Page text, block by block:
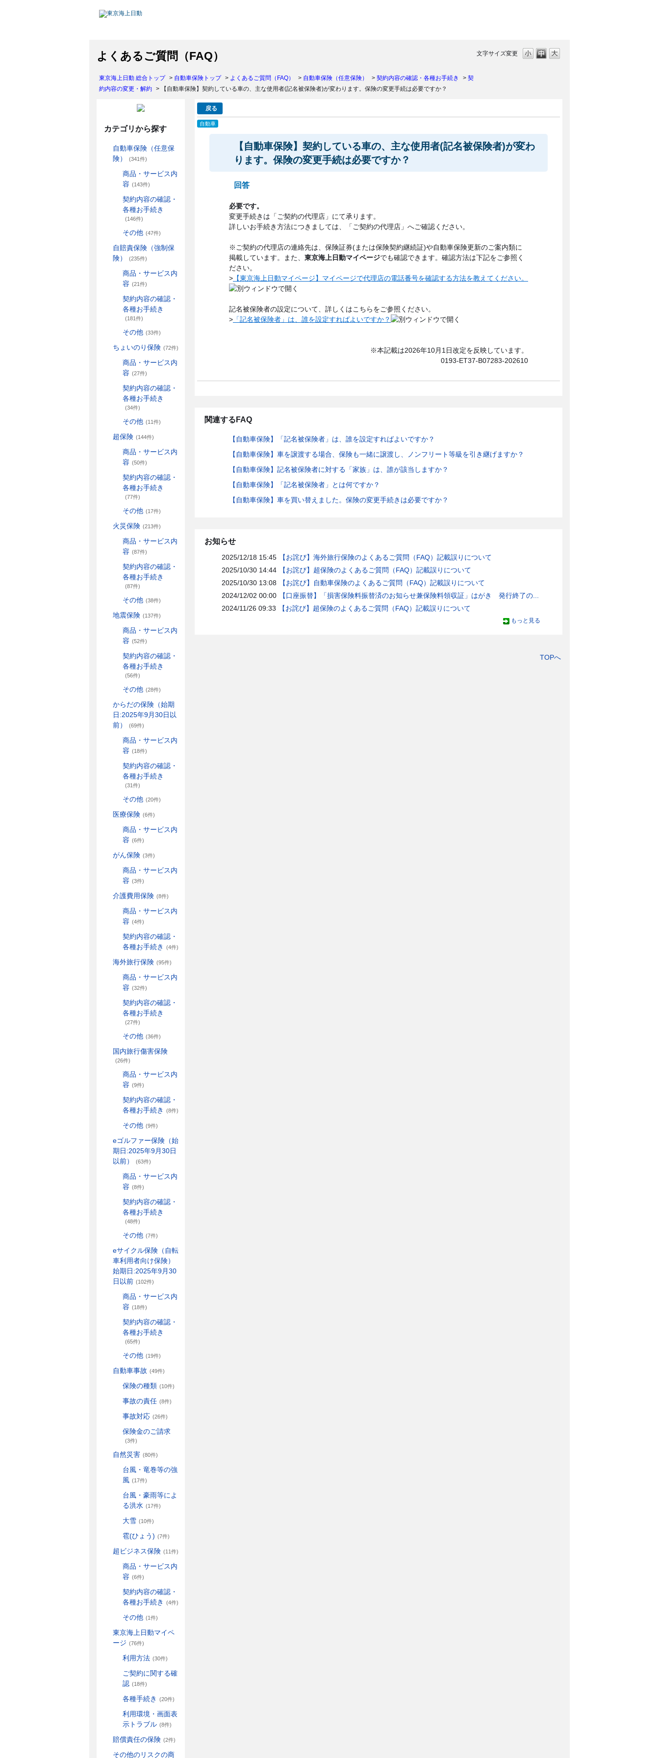
よくあるご質問（FAQ） 文字サイズ変更
東京海上日動 総合トップ > 自動車保険トップ > よくあるご質問（FAQ） > 自動車保険（任意保険） > 契約内容の確認・各種お手続き > 契
約内容の変更・解約 > 【自動車保険】契約している車の、主な使用者(記名被保険者)が変わります。保険の変更手続は必要ですか？
カテゴリから探す
自動車保険（任意保
険）
(341件)
商品・サービス内
容 (143件)
契約内容の確認・
各種お手続き
(146件)
その他 (47件)
自賠責保険（強制保
険）
(235件)
商品・サービス内
容 (21件)
契約内容の確認・
各種お手続き
(181件)
その他 (33件)
ちょいのり保険 (72件)
商品・サービス内
容 (27件)
契約内容の確認・
各種お手続き
(34件)
その他 (11件)
超保険 (144件)
商品・サービス内
容 (50件)
契約内容の確認・
各種お手続き
(77件)
その他 (17件)
火災保険 (213件)
商品・サービス内
容 (87件)
契約内容の確認・
各種お手続き
(87件)
その他 (38件)
地震保険 (137件)
商品・サービス内
容 (52件)
契約内容の確認・
各種お手続き
(56件)
その他 (28件)
からだの保険（始期
日:2025年9月30日以
前）
(69件)
商品・サービス内
容 (18件)
契約内容の確認・
各種お手続き
(31件)
その他 (20件)
医療保険 (6件)
商品・サービス内
容 (6件)
がん保険 (3件)
商品・サービス内
容 (3件)
介護費用保険 (8件)
商品・サービス内
容 (4件)
契約内容の確認・
各種お手続き
(4件)
海外旅行保険 (95件)
商品・サービス内
容 (32件)
契約内容の確認・
各種お手続き
(27件)
その他 (36件)
国内旅行傷害保険
(26件)
商品・サービス内
容 (9件)
契約内容の確認・
各種お手続き
(8件)
その他 (9件)
eゴルファー保険（始
期日:2025年9月30日
以前）
(63件)
商品・サービス内
容 (8件)
契約内容の確認・
各種お手続き
(48件)
その他 (7件)
eサイクル保険（自転
車利用者向け保険）
始期日:2025年9月30
日以前 (102件)
商品・サービス内
容 (18件)
契約内容の確認・
各種お手続き
(65件)
その他 (19件)
自動車事故 (49件)
保険の種類 (10件)
事故の責任 (8件)
事故対応 (26件)
保険金のご請求
(3件)
自然災害 (80件)
台風・竜巻等の強
風 (17件)
台風・豪雨等によ
る洪水 (17件)
大雪 (10件)
雹(ひょう) (7件)
超ビジネス保険 (11件)
商品・サービス内
容 (6件)
契約内容の確認・
各種お手続き
(4件)
その他 (1件)
東京海上日動マイペ
ージ (76件)
利用方法 (30件)
ご契約に関する確
認 (18件)
各種手続き (20件)
利用環境・画面表
示トラブル (8件)
賠償責任の保険 (2件)
その他のリスクの商
戻る
自動車
【自動車保険】契約している車の、主な使用者(記名被保険者)が変わ
ります。保険の変更手続は必要ですか？
回答
必要です。
変更手続きは「ご契約の代理店」にて承ります。
詳しいお手続き方法につきましては、「ご契約の代理店」へご確認ください。
※ご契約の代理店の連絡先は、保険証券(または保険契約継続証)や自動車保険更新のご案内類に
掲載しています。また、 東京海上日動マイページでも確認できます。確認方法は下記をご参照く
ださい。
> 【東京海上日動マイページ】マイページで代理店の電話番号を確認する方法を教えてください。
記名被保険者の設定について、詳しくはこちらをご参照ください。
> 「記名被保険者」は、誰を設定すればよいですか？
※本記載は2026年10月1日改定を反映しています。
0193-ET37-B07283-202610
関連するFAQ
【自動車保険】「記名被保険者」は、誰を設定すればよいですか？
【自動車保険】車を譲渡する場合、保険も一緒に譲渡し、ノンフリート等級を引き継げますか？
【自動車保険】記名被保険者に対する「家族」は、誰が該当しますか？
【自動車保険】「記名被保険者」とは何ですか？
【自動車保険】車を買い替えました。保険の変更手続きは必要ですか？
お知らせ
2025/12/18 15:45
【お詫び】海外旅行保険のよくあるご質問（FAQ）記載誤りについて
2025/10/30 14:44
【お詫び】超保険のよくあるご質問（FAQ）記載誤りについて
2025/10/30 13:08
【お詫び】自動車保険のよくあるご質問（FAQ）記載誤りについて
2024/12/02 00:00
【口座振替】「損害保険料振替済のお知らせ兼保険料領収証」はがき 発行終了の...
2024/11/26 09:33
【お詫び】超保険のよくあるご質問（FAQ）記載誤りについて
もっと見る
TOPへ